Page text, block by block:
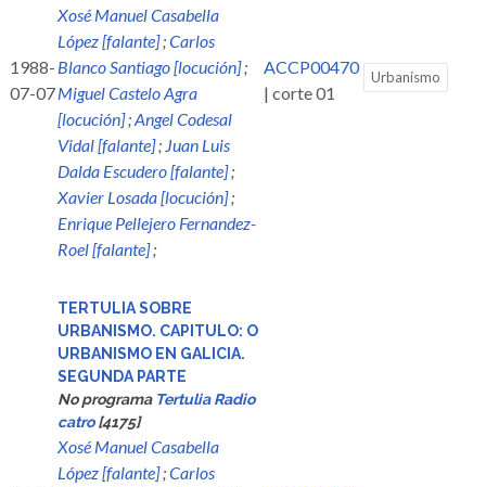
1988-
07-07
Xosé Manuel Casabella
López [falante];Carlos
Blanco Santiago [locución];
Miguel Castelo Agra
[locución];Angel Codesal
Vidal [falante]; Juan Luis
Dalda Escudero [falante];
Xavier Losada [locución];
Enrique Pellejero Fernandez-
Roel [falante];
ACCP00470
| corte 01
Urbanismo
TERTULIA SOBRE
URBANISMO. CAPITULO: O
URBANISMO EN GALICIA.
SEGUNDA PARTE
No programa Tertulia Radio
catro[4175]
Xosé Manuel Casabella
López [falante];Carlos